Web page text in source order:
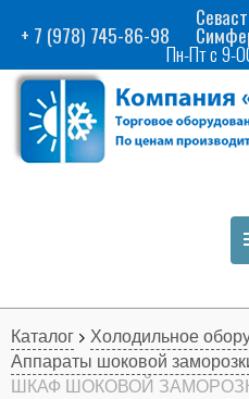
+ 7 (978) 745-86-98
Пн-Пт с 9-
Каталог
Холодильное
Аппараты шоковой
ШКАФ ШОКОВОЙ